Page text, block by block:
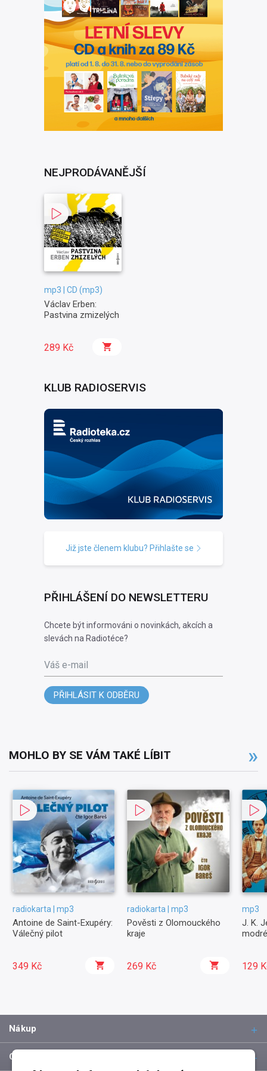
NEJPRODÁVANĚJŠÍ
mp3 | CD (mp3)
Václav Erben:
Pastvina zmizelých
289 Kč
KLUB RADIOSERVIS
Již jste členem klubu? Přihlašte se
PŘIHLÁŠENÍ DO NEWSLETTERU
Chcete být informováni o novinkách, akcích a
slevách na Radiotéce?
Váš e-mail
PŘIHLÁSIT K ODBĚRU
MOHLO BY SE VÁM TAKÉ LÍBIT
radiokarta | mp3
Antoine de Saint-Exupéry:
Válečný pilot
349 Kč
radiokarta | mp3
Pověsti z Olomouckého
kraje
269 Kč
mp3
J. K.
129
Nákup
O společnosti